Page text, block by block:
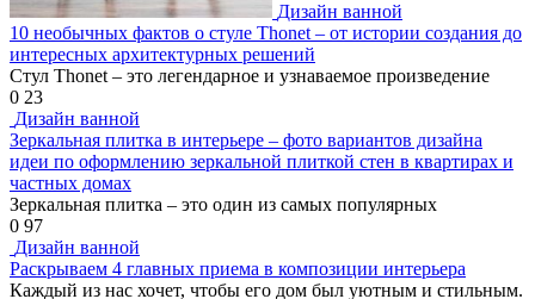
Дизайн ванной
10 необычных фактов о стуле Thonet – от истории создания до
интересных архитектурных решений
Стул Thonet – это легендарное и узнаваемое произведение
0 23
Дизайн ванной
Зеркальная плитка в интерьере – фото вариантов дизайна
идеи по оформлению зеркальной плиткой стен в квартирах и
частных домах
Зеркальная плитка – это один из самых популярных
0 97
Дизайн ванной
Раскрываем 4 главных приема в композиции интерьера
Каждый из нас хочет, чтобы его дом был уютным и стильным.